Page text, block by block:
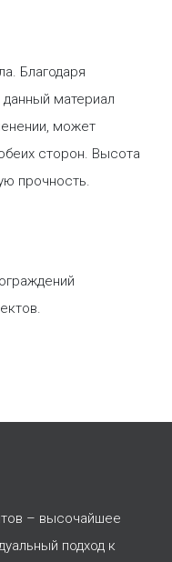
Благодаря
материал
может
сторон. Высота
прочность.
– высочайшее
подход к